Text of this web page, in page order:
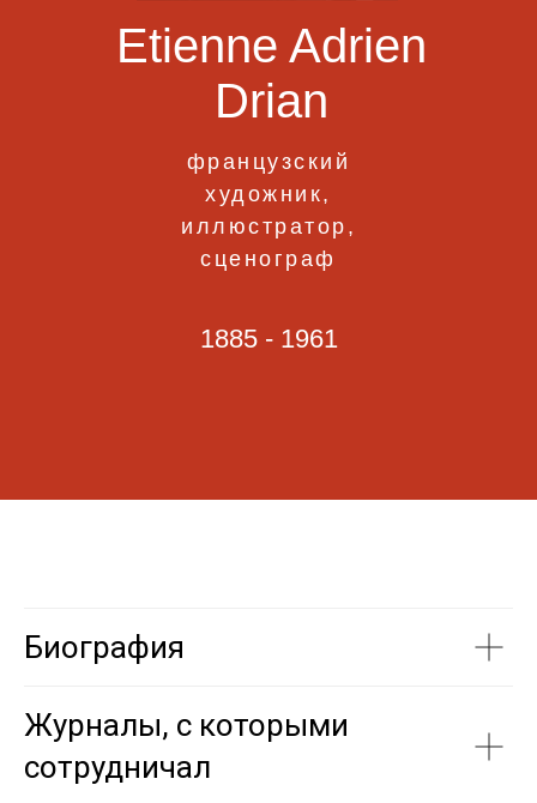
Etienne Adrien
Drian
1885 - 1961
французский
художник,
иллюстратор,
сценограф
Биография
Журналы, с которыми
сотрудничал